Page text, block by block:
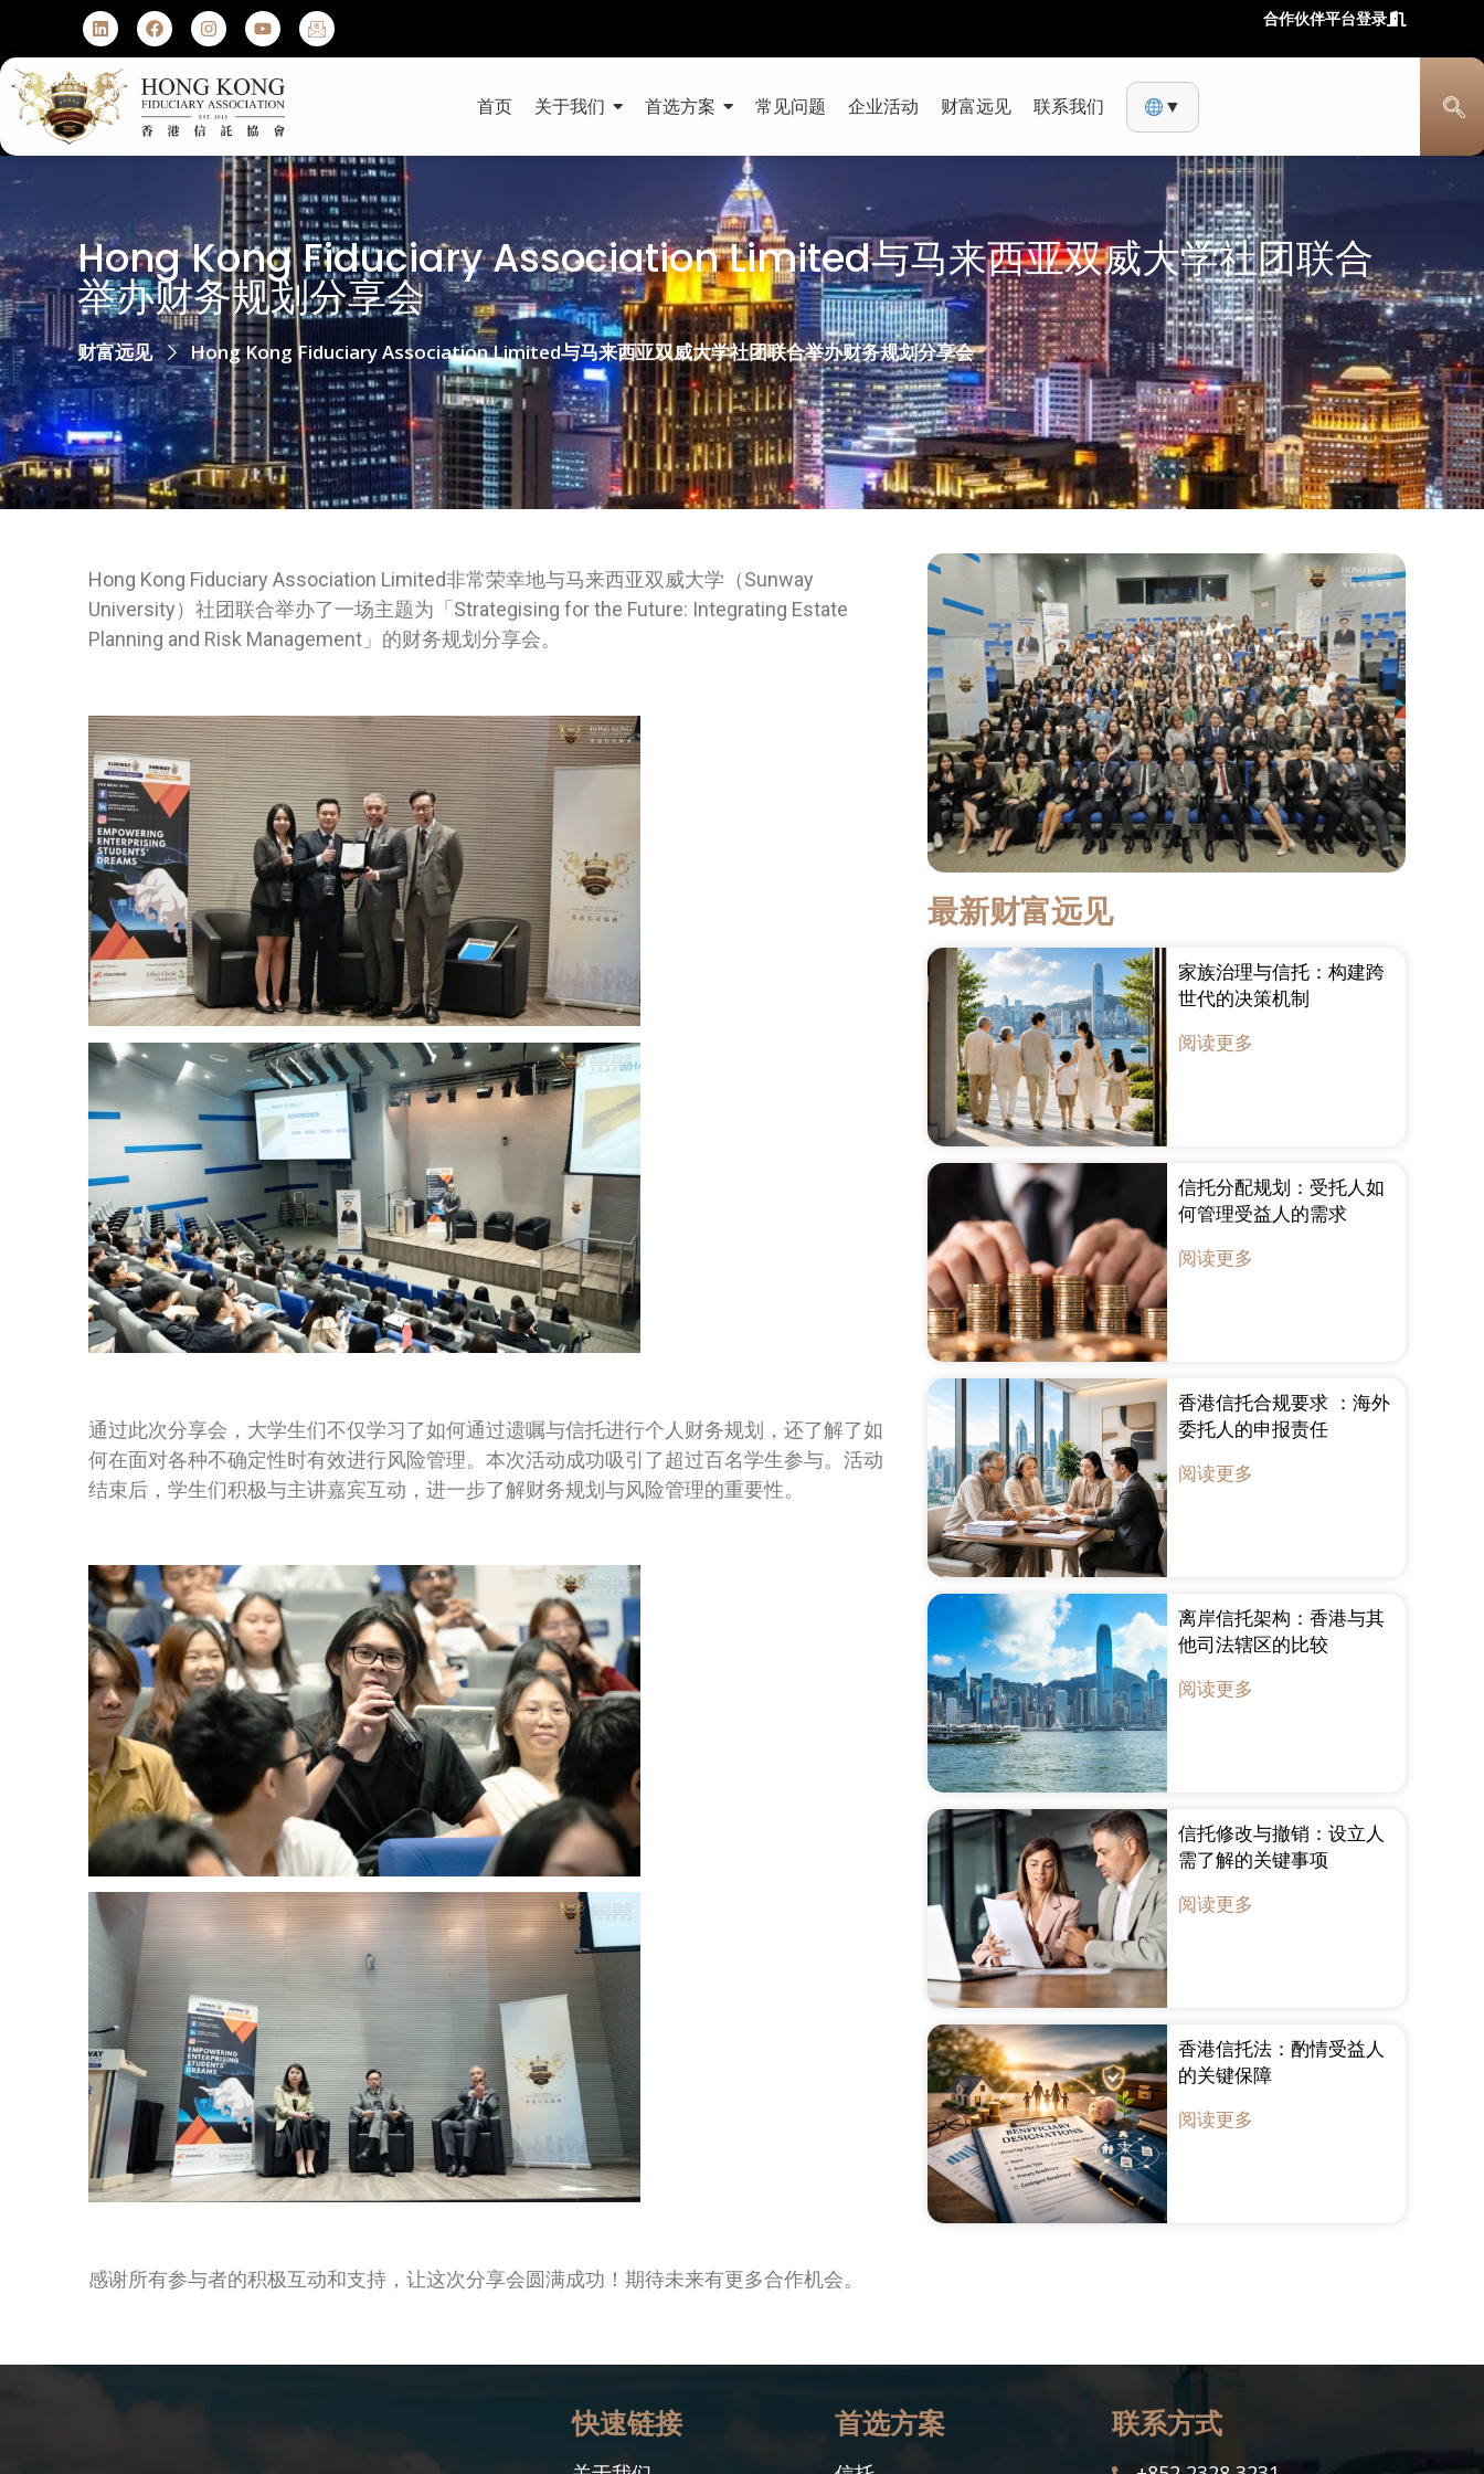
合作伙伴平台登录
首页 关于我们 首选方案 常见问题 企业活动 财富远见 联系我们 ▼
Hong Kong Fiduciary Association Limited与马来西亚双威大学社团联合
举办财务规划分享会
财富远见 Hong Kong Fiduciary Association Limited与马来西亚双威大学社团联合举办财务规划分享会
Hong Kong Fiduciary Association Limited非常荣幸地与马来西亚双威大学（Sunway
University）社团联合举办了一场主题为「Strategising for the Future: Integrating Estate
Planning and Risk Management」的财务规划分享会。
通过此次分享会，大学生们不仅学习了如何通过遗嘱与信托进行个人财务规划，还了解了如
何在面对各种不确定性时有效进行风险管理。本次活动成功吸引了超过百名学生参与。活动
结束后，学生们积极与主讲嘉宾互动，进一步了解财务规划与风险管理的重要性。
感谢所有参与者的积极互动和支持，让这次分享会圆满成功！期待未来有更多合作机会。
最新财富远见
家族治理与信托：构建跨
世代的决策机制
阅读更多
信托分配规划：受托人如
何管理受益人的需求
阅读更多
香港信托合规要求 ：海外
委托人的申报责任
阅读更多
离岸信托架构：香港与其
他司法辖区的比较
阅读更多
信托修改与撤销：设立人
需了解的关键事项
阅读更多
香港信托法：酌情受益人
的关键保障
阅读更多
快速链接 首选方案 联系方式